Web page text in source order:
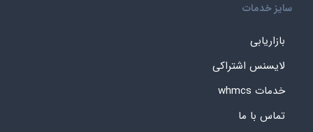
سایز خدمات
بازاریابی
لایسنس اشتراکی
خدمات whmcs
تماس با ما